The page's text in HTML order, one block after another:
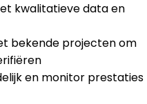
kwalitatieve data en
bekende projecten om
en monitor prestaties